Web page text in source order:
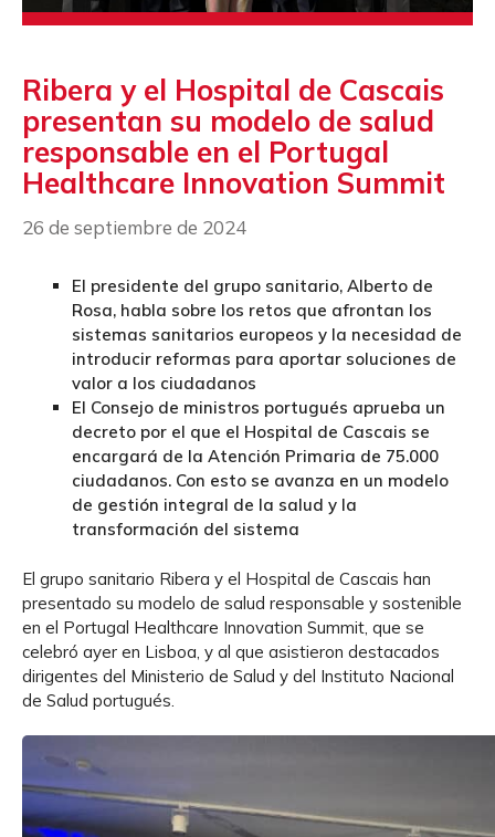
Ribera y el Hospital de Cascais
presentan su modelo de salud
responsable en el Portugal
Healthcare Innovation Summit
26 de septiembre de 2024
El presidente del grupo sanitario, Alberto de
Rosa, habla sobre los retos que afrontan los
sistemas sanitarios europeos y la necesidad de
introducir reformas para aportar soluciones de
valor a los ciudadanos
El Consejo de ministros portugués aprueba un
decreto por el que el Hospital de Cascais se
encargará de la Atención Primaria de 75.000
ciudadanos. Con esto se avanza en un modelo
de gestión integral de la salud y la
transformación del sistema
El grupo sanitario Ribera y el Hospital de Cascais han
presentado su modelo de salud responsable y sostenible
en el Portugal Healthcare Innovation Summit, que se
celebró ayer en Lisboa, y al que asistieron destacados
dirigentes del Ministerio de Salud y del Instituto Nacional
de Salud portugués.